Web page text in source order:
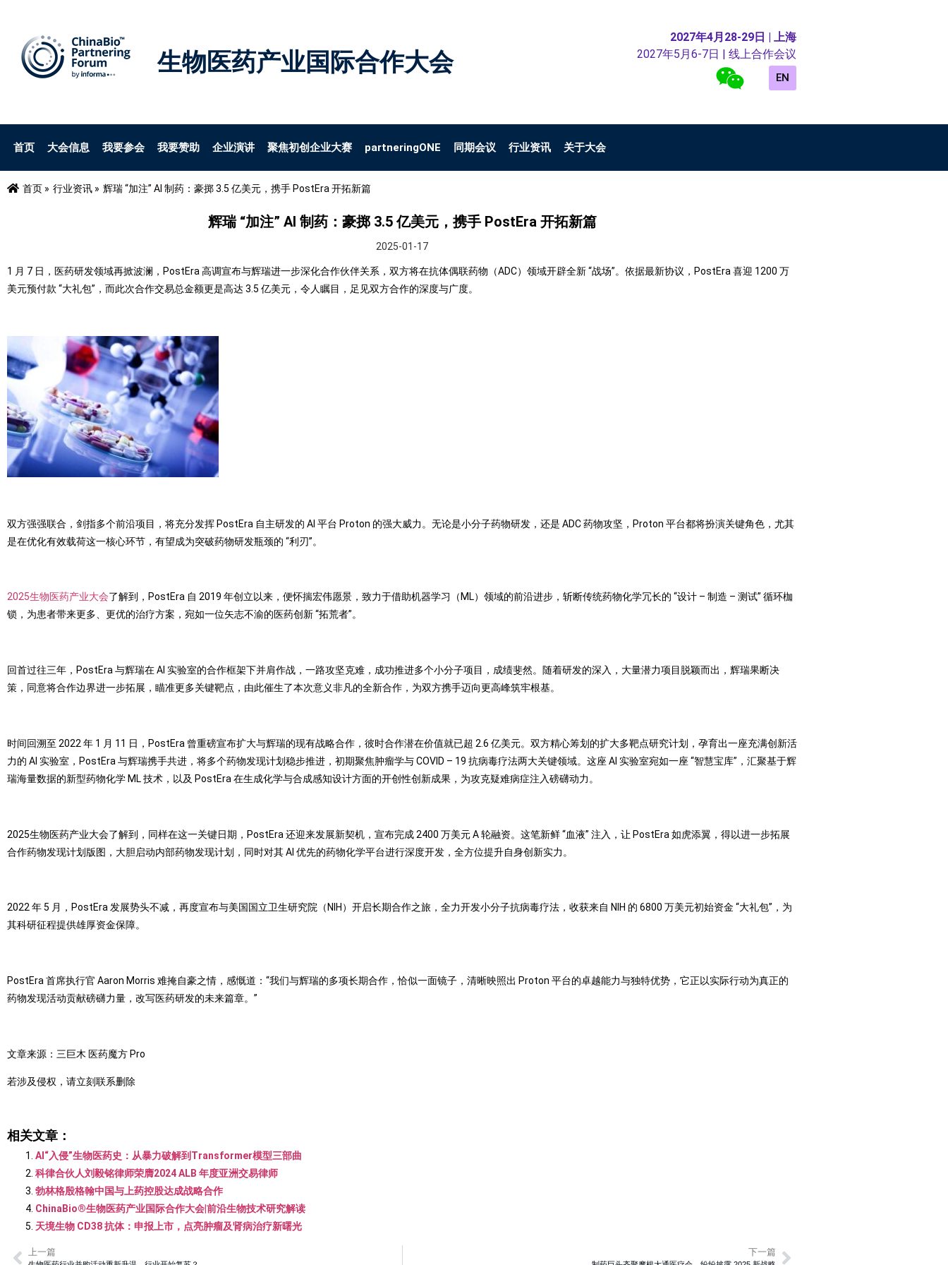
生物医药产业国际合作大会
2027年4月28-29日 | 上海
2027年5月6-7日 | 线上合作会议
EN
首页 大会信息 我要参会 我要赞助 企业演讲 聚焦初创企业大赛 partneringONE 同期会议 行业资讯 关于大会
首页 » 行业资讯 » 辉瑞 “加注” AI 制药：豪掷 3.5 亿美元，携手 PostEra 开拓新篇
辉瑞 “加注” AI 制药：豪掷 3.5 亿美元，携手 PostEra 开拓新篇
2025-01-17
1 月 7 日，医药研发领域再掀波澜，PostEra 高调宣布与辉瑞进一步深化合作伙伴关系，双方将在抗体偶联药物（ADC）领域开辟全新 “战场”。依据最新协议，PostEra 喜迎 1200 万
美元预付款 “大礼包”，而此次合作交易总金额更是高达 3.5 亿美元，令人瞩目，足见双方合作的深度与广度。
双方强强联合，剑指多个前沿项目，将充分发挥 PostEra 自主研发的 AI 平台 Proton 的强大威力。无论是小分子药物研发，还是 ADC 药物攻坚，Proton 平台都将扮演关键角色，尤其
是在优化有效载荷这一核心环节，有望成为突破药物研发瓶颈的 “利刃”。
2025生物医药产业大会了解到，PostEra 自 2019 年创立以来，便怀揣宏伟愿景，致力于借助机器学习（ML）领域的前沿进步，斩断传统药物化学冗长的 “设计 – 制造 – 测试” 循环枷
锁，为患者带来更多、更优的治疗方案，宛如一位矢志不渝的医药创新 “拓荒者”。
回首过往三年，PostEra 与辉瑞在 AI 实验室的合作框架下并肩作战，一路攻坚克难，成功推进多个小分子项目，成绩斐然。随着研发的深入，大量潜力项目脱颖而出，辉瑞果断决
策，同意将合作边界进一步拓展，瞄准更多关键靶点，由此催生了本次意义非凡的全新合作，为双方携手迈向更高峰筑牢根基。
时间回溯至 2022 年 1 月 11 日，PostEra 曾重磅宣布扩大与辉瑞的现有战略合作，彼时合作潜在价值就已超 2.6 亿美元。双方精心筹划的扩大多靶点研究计划，孕育出一座充满创新活
力的 AI 实验室，PostEra 与辉瑞携手共进，将多个药物发现计划稳步推进，初期聚焦肿瘤学与 COVID – 19 抗病毒疗法两大关键领域。这座 AI 实验室宛如一座 “智慧宝库”，汇聚基于辉
瑞海量数据的新型药物化学 ML 技术，以及 PostEra 在生成化学与合成感知设计方面的开创性创新成果，为攻克疑难病症注入磅礴动力。
2025生物医药产业大会了解到，同样在这一关键日期，PostEra 还迎来发展新契机，宣布完成 2400 万美元 A 轮融资。这笔新鲜 “血液” 注入，让 PostEra 如虎添翼，得以进一步拓展
合作药物发现计划版图，大胆启动内部药物发现计划，同时对其 AI 优先的药物化学平台进行深度开发，全方位提升自身创新实力。
2022 年 5 月，PostEra 发展势头不减，再度宣布与美国国立卫生研究院（NIH）开启长期合作之旅，全力开发小分子抗病毒疗法，收获来自 NIH 的 6800 万美元初始资金 “大礼包”，为
其科研征程提供雄厚资金保障。
PostEra 首席执行官 Aaron Morris 难掩自豪之情，感慨道：“我们与辉瑞的多项长期合作，恰似一面镜子，清晰映照出 Proton 平台的卓越能力与独特优势，它正以实际行动为真正的
药物发现活动贡献磅礴力量，改写医药研发的未来篇章。”
文章来源：三巨木 医药魔方 Pro
若涉及侵权，请立刻联系删除
相关文章：
AI“入侵”生物医药史：从暴力破解到Transformer模型三部曲
科律合伙人刘毅铭律师荣膺2024 ALB 年度亚洲交易律师
勃林格殷格翰中国与上药控股达成战略合作
ChinaBio®生物医药产业国际合作大会|前沿生物技术研究解读
天境生物 CD38 抗体：申报上市，点亮肿瘤及肾病治疗新曙光
上一篇 下一篇